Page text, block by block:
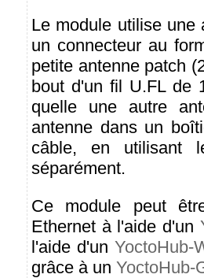
Le module utilise une
un connecteur au
petite antenne patch
bout d'un fil U.FL de
quelle une autre
antenne dans un
câble, en utilisant
séparément.
Ce module peut
Ethernet à l'aide d'un
l'aide d'un YoctoHub-
grâce à un YoctoHub-